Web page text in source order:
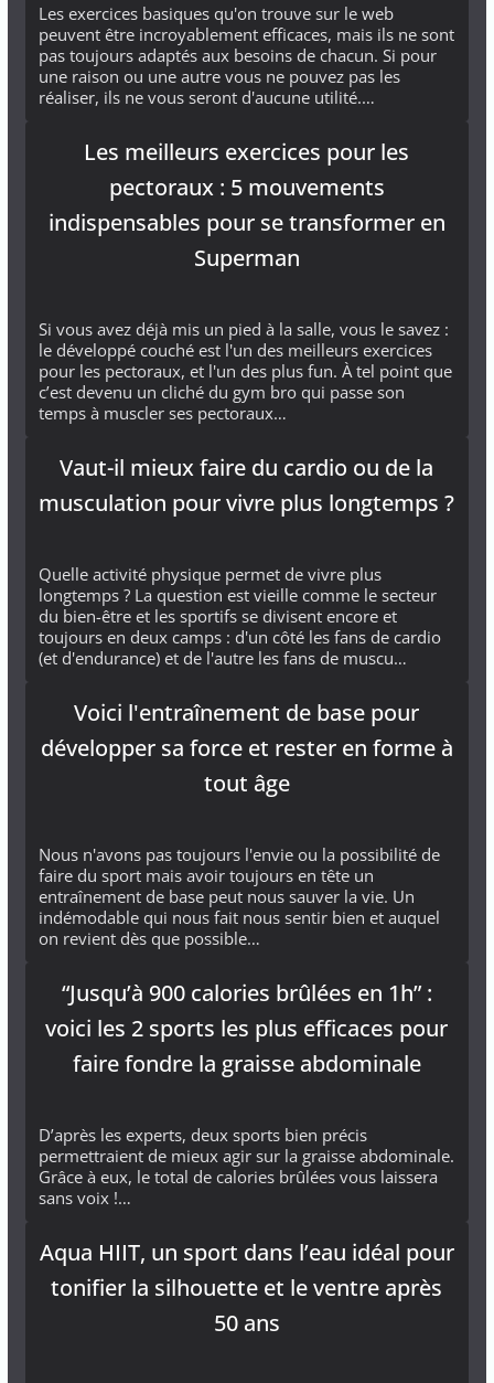
Les exercices basiques qu'on trouve sur le web
peuvent être incroyablement efficaces, mais ils ne sont
pas toujours adaptés aux besoins de chacun. Si pour
une raison ou une autre vous ne pouvez pas les
réaliser, ils ne vous seront d'aucune utilité.…
Les meilleurs exercices pour les
pectoraux : 5 mouvements
indispensables pour se transformer en
Superman
Si vous avez déjà mis un pied à la salle, vous le savez :
le développé couché est l'un des meilleurs exercices
pour les pectoraux, et l'un des plus fun. À tel point que
c’est devenu un cliché du gym bro qui passe son
temps à muscler ses pectoraux…
Vaut-il mieux faire du cardio ou de la
musculation pour vivre plus longtemps ?
Quelle activité physique permet de vivre plus
longtemps ? La question est vieille comme le secteur
du bien-être et les sportifs se divisent encore et
toujours en deux camps : d'un côté les fans de cardio
(et d'endurance) et de l'autre les fans de muscu…
Voici l'entraînement de base pour
développer sa force et rester en forme à
tout âge
Nous n'avons pas toujours l'envie ou la possibilité de
faire du sport mais avoir toujours en tête un
entraînement de base peut nous sauver la vie. Un
indémodable qui nous fait nous sentir bien et auquel
on revient dès que possible…
“Jusqu’à 900 calories brûlées en 1h” :
voici les 2 sports les plus efficaces pour
faire fondre la graisse abdominale
D’après les experts, deux sports bien précis
permettraient de mieux agir sur la graisse abdominale.
Grâce à eux, le total de calories brûlées vous laissera
sans voix !…
Aqua HIIT, un sport dans l’eau idéal pour
tonifier la silhouette et le ventre après
50 ans